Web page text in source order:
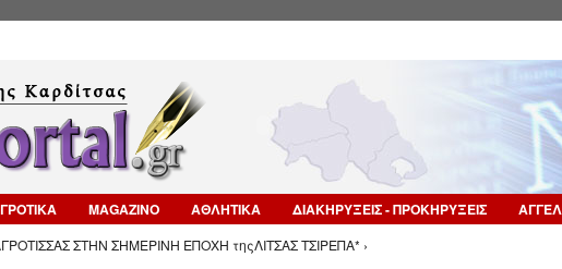
MAGAZINO ΑΘΛΗΤΙΚΑ ΔΙΑΚΗΡΥΞΕΙΣ - ΠΡΟΚΗΡΥΞΕΙΣ
ΣΤΗΝ ΣΗΜΕΡΙΝΗ ΕΠΟΧΗ τηςΛΙΤΣΑΣ ΤΣΙΡΕΠΑ* ›